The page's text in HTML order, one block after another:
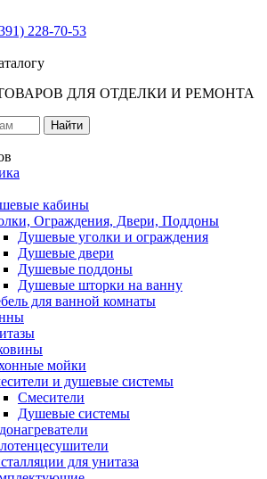
228-70-53
ДЛЯ ОТДЕЛКИ И РЕМОНТА
кабины
Ограждения, Двери, Поддоны
Душевые уголки и ограждения
Душевые двери
Душевые поддоны
Душевые шторки на ванну
для ванной комнаты
мойки
и душевые системы
Смесители
Душевые системы
для унитаза